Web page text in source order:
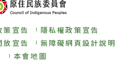
策宣告
隱私權政策宣告
放宣告
無障礙網頁設計說明
本會地圖